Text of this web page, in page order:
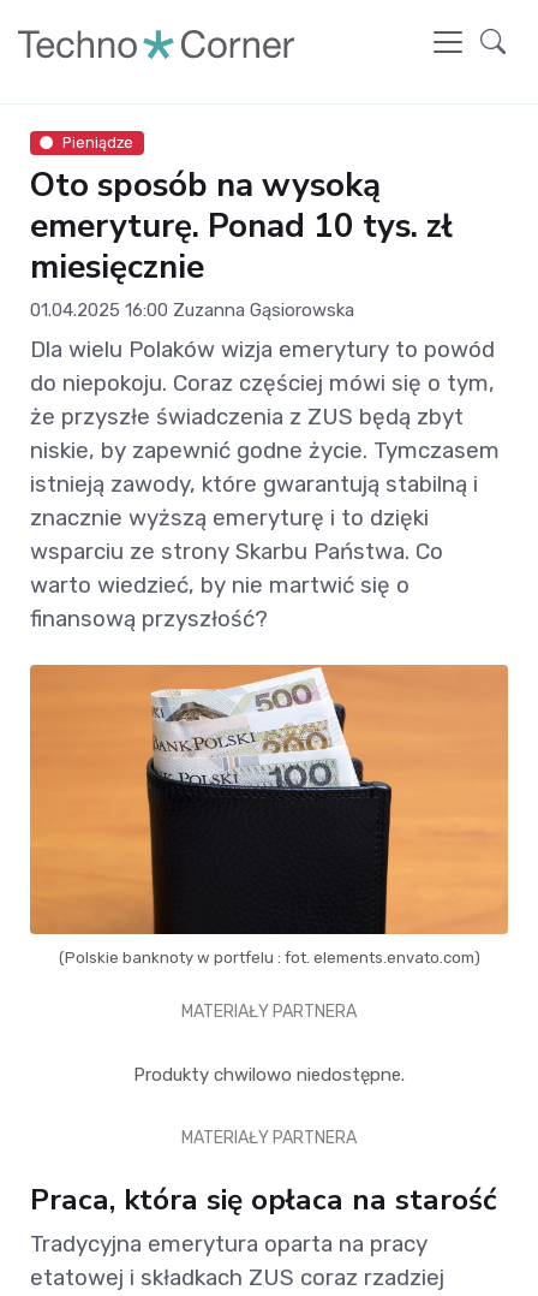
Pieniądze
Oto sposób na wysoką
emeryturę. Ponad 10 tys. zł
miesięcznie
01.04.2025 16:00 Zuzanna Gąsiorowska
Dla wielu Polaków wizja emerytury to powód
do niepokoju. Coraz częściej mówi się o tym,
że przyszłe świadczenia z ZUS będą zbyt
niskie, by zapewnić godne życie. Tymczasem
istnieją zawody, które gwarantują stabilną i
znacznie wyższą emeryturę i to dzięki
wsparciu ze strony Skarbu Państwa. Co
warto wiedzieć, by nie martwić się o
finansową przyszłość?
(Polskie banknoty w portfelu : fot. elements.envato.com)
MATERIAŁY PARTNERA
Produkty chwilowo niedostępne.
MATERIAŁY PARTNERA
Praca, która się opłaca na starość
Tradycyjna emerytura oparta na pracy
etatowej i składkach ZUS coraz rzadziej